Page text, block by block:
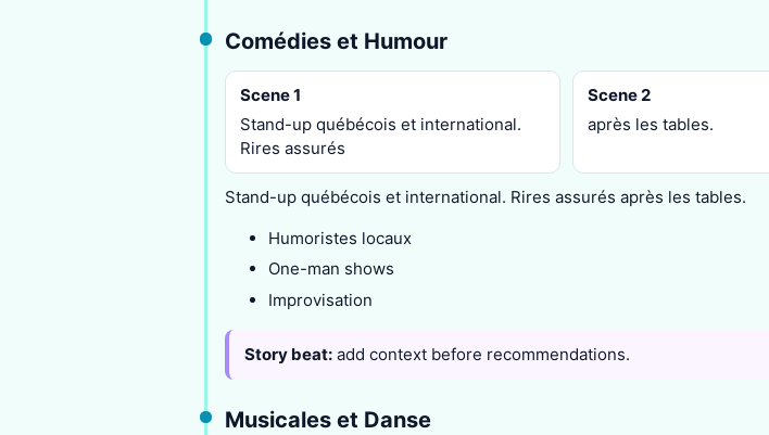
Comédies et Humour
Scene 1
Stand-up québécois et international.
Rires assurés
Scene 2
après les tables.
Stand-up québécois et international. Rires assurés après les tables.
Humoristes locaux
One-man shows
Improvisation
Story beat: add context before recommendations.
Musicales et Danse